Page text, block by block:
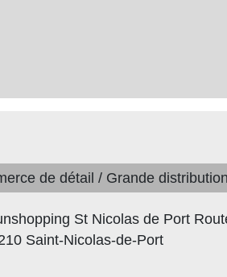
de détail / Grande
St Nicolas de Port
Saint-Nicolas-de-Port